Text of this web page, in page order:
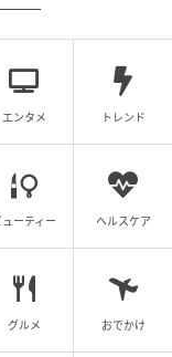
見せない“大人の着こ
アルな要素を加
ッグなど上品な
ゴTを合わせる
エンタメ トレンド
ューティー ヘルスケア
グルメ おでかけ